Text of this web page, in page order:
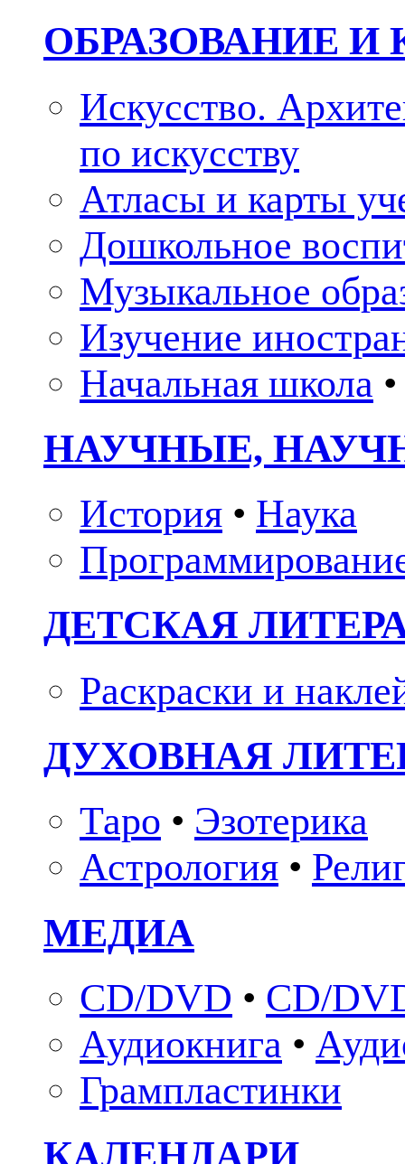
ОБРАЗОВАНИЕ И
Искусство.
по искусству
Атласы и карты
Дошкольное
Музыкальное
Изучение
Начальная школа •
НАУЧНЫЕ,
История • Наука
ДЕТСКАЯ
Раскраски и
ДУХОВНАЯ
Таро • Эзотерика
Астрология •
МЕДИА
CD/DVD • CD/
Аудиокнига •
Грампластинки